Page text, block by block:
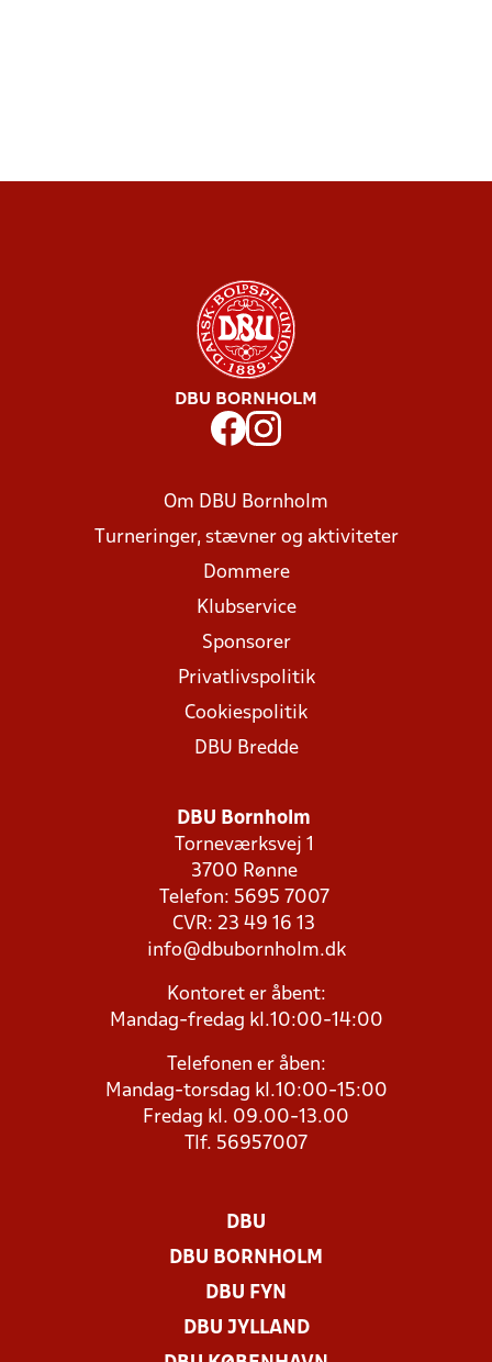
DBU BORNHOLM
Om DBU Bornholm
Turneringer, stævner og aktiviteter
Dommere
Klubservice
Sponsorer
Privatlivspolitik
Cookiespolitik
DBU Bredde
DBU Bornholm
Torneværksvej 1
3700 Rønne
Telefon: 5695 7007
CVR: 23 49 16 13
info@dbubornholm.dk
Kontoret er åbent:
Mandag-fredag kl.10:00-14:00
Telefonen er åben:
Mandag-torsdag kl.10:00-15:00
Fredag kl. 09.00-13.00
Tlf. 56957007
DBU
DBU BORNHOLM
DBU FYN
DBU JYLLAND